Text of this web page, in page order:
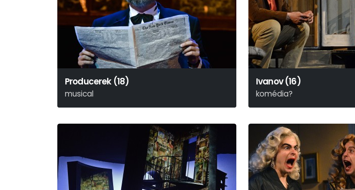
Producerek (18)
musical
Mel Brooks-Thomas Meehan
Ivanov (16)
komédia?
Anton Pavlovics Csehov